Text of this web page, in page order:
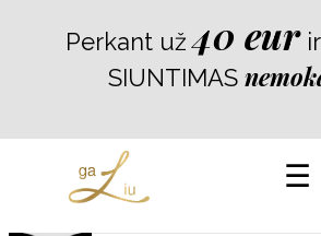
Perkant už40 eurir
SIUNTIMAS
☰